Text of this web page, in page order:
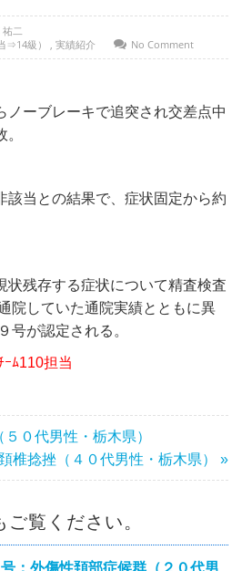
祐二
級）
, 実績紹介 No Comment
ノーブレーキで追突され交差点中
該当との結果で、症状固定から約
状残存する症状について精査検査
院していた通院実績とともに異
号が認定される。
ﾑ110担当
０代男性・栃木県）
椎捻挫（４０代男性・栃木県） »
覧ください。